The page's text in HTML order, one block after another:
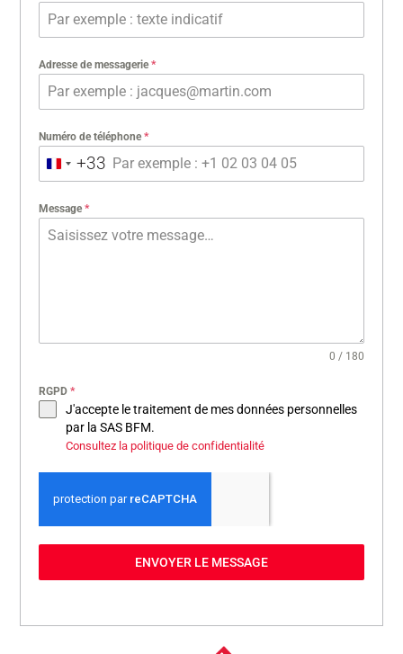
Adresse de messagerie*
Numéro de téléphone*
FRANCE +33
+33
Message*
0 / 180
RGPD*
J'accepte le traitement de mes données personnelles
par la SAS BFM.
Consultez la politique de confidentialité
ENVOYER LE MESSAGE